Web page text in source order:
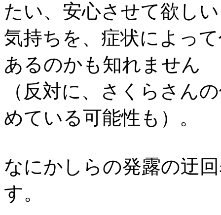
たい、安心させて欲し
気持ちを、症状によっ
あるのかも知れません
（反対に、さくらさん
めている可能性も）。
なにかしらの発露の迂
す。